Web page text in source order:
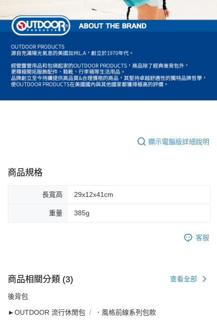
顯示電腦版詳細說明
商品規格
長寬高 29x12x41cm
重量 385g
客服
商品相關分類 (3) 查看全部
後背包
►OUTDOOR 流行休閒包 ．風格前線系列包款